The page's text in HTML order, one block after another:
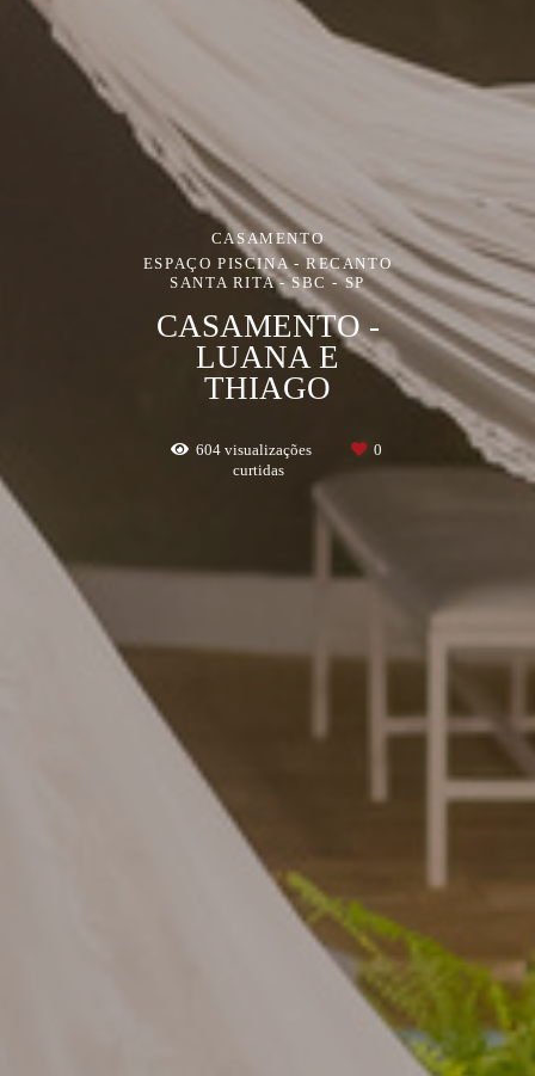
CASAMENTO
ESPAÇO PISCINA - RECANTO
SANTA RITA - SBC - SP
CASAMENTO -
LUANA E
THIAGO
604 visualizações
0
curtidas